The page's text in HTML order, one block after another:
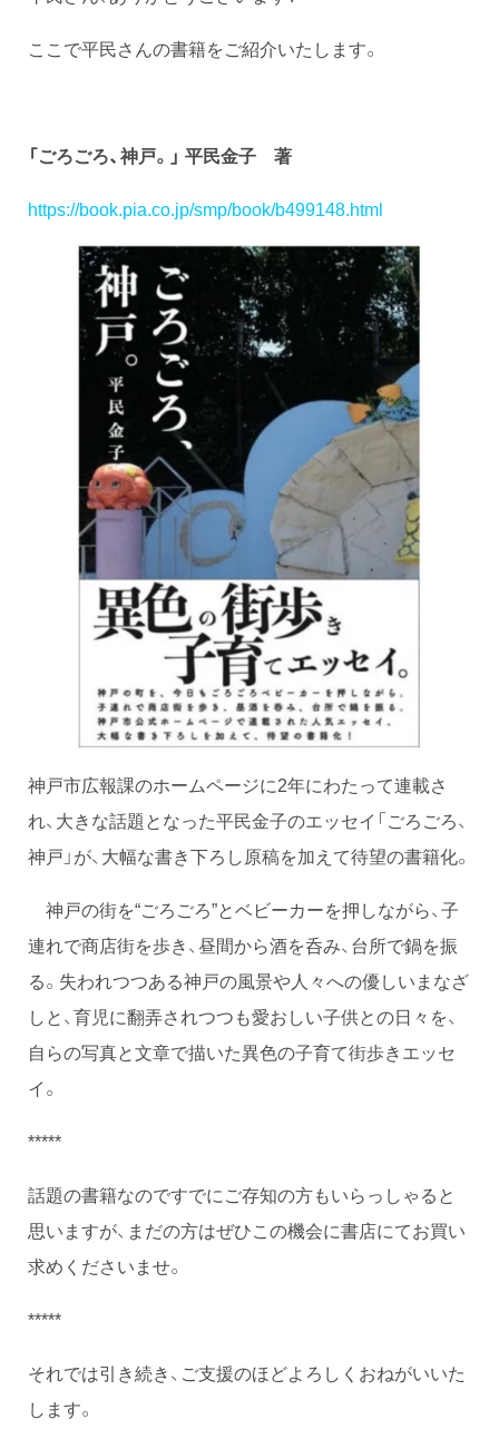
ここで平民さんの書籍をご紹介いたします。
「ごろごろ、神戸。」 平民金子 著
https://book.pia.co.jp/smp/book/b499148.html
神戸市広報課のホームページに2年にわたって連載さ
れ、大きな話題となった平民金子のエッセイ「ごろごろ、
神戸」が、大幅な書き下ろし原稿を加えて待望の書籍化。
神戸の街を“ごろごろ”とベビーカーを押しながら、子
連れで商店街を歩き、昼間から酒を呑み、台所で鍋を振
る。失われつつある神戸の風景や人々への優しいまなざ
しと、育児に翻弄されつつも愛おしい子供との日々を、
自らの写真と文章で描いた異色の子育て街歩きエッセ
イ。
*****
話題の書籍なのですでにご存知の方もいらっしゃると
思いますが、まだの方はぜひこの機会に書店にてお買い
求めくださいませ。
*****
それでは引き続き、ご支援のほどよろしくおねがいいた
します。